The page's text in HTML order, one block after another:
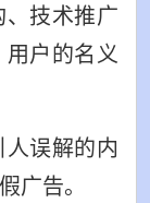
、技术推广
户的名义
误解的内
广告。